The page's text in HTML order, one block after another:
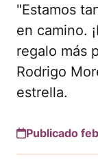
"Estamos
en camino.
regalo más
Rodrigo
estrella.
Publicado